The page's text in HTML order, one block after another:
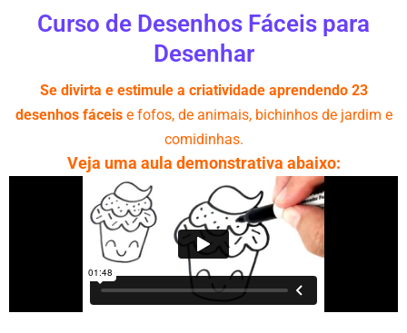
conteúdo
Curso de Desenhos Fáceis para
Desenhar
Se divirta e estimule a criatividade aprendendo 23
desenhos fáceise fofos, de animais, bichinhos de jardim e
comidinhas.
Veja uma aula demonstrativa abaixo: